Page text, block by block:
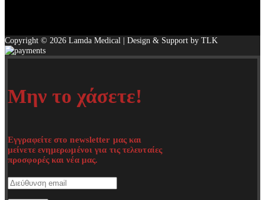
Copyright © 2026 Lamda Medical | Design & Support by TLK
Μην το χάσετε!
Εγγραφείτε στο newsletter μας και
μείνετε ενημερωμένοι για τις τελευταίες
προσφορές και νέα μας.